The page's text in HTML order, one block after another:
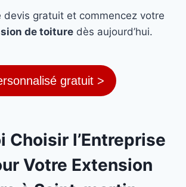
devis gratuit et commencez votre
de toiture dès aujourd’hui.
gratuit >
Choisir l’Entreprise
Votre Extension